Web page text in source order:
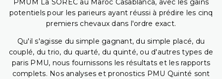
PMUM La SOREC au Maroc Casablanca, avec les gains
potentiels pour les parieurs ayant réussi à prédire les cinq
premiers chevaux dans l'ordre exact.
Qu'il s'agisse du simple gagnant, du simple placé, du
couplé, du trio, du quarté, du quinté, ou d'autres types de
paris PMU, nous fournissons les résultats et les rapports
complets. Nos analyses et pronostics PMU Quinté sont